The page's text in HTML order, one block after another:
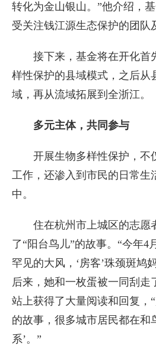
转化为金山银山。”他介绍，
受关注钱江源生态保护的团队
接下来，基金将在开化首
样性保护的县域模式，之后从
域，再从流域拓展到全浙江。
多元主体，共同参与
开展生物多样性保护，不
工作，还渗入到市民的日常生
中。
住在杭州市上城区的志愿
了“阳台鸟儿”的故事。“今年4
罕见的大风，‘房客’珠颈斑鸠
后来，她和一枚蛋被一同刮
站上获得了大量阅读和回复，
的故事，很多城市居民都在和
系’。”